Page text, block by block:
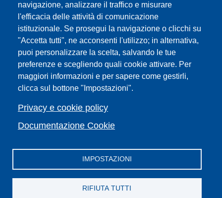
navigazione, analizzare il traffico e misurare
l'efficacia delle attività di comunicazione
istituzionale. Se prosegui la navigazione o clicchi su
"Accetta tutti", ne acconsenti l'utilizzo; in alternativa,
puoi personalizzare la scelta, salvando le tue
preferenze e scegliendo quali cookie attivare. Per
maggiori informazioni e per sapere come gestirli,
clicca sul bottone "Impostazioni".
Privacy e cookie policy
Documentazione Cookie
IMPOSTAZIONI
RIFIUTA TUTTI
Sedi
Mappa del sito
Webmaster e redazione web
Elenco dei siti tematici
Accessibilità
Feed RSS
Note legali del sito
Privacy policy
Cambia idea sui cookie
Facebook
X YouTubeSpotifyInstagramLinkedInTelegram
Flickr